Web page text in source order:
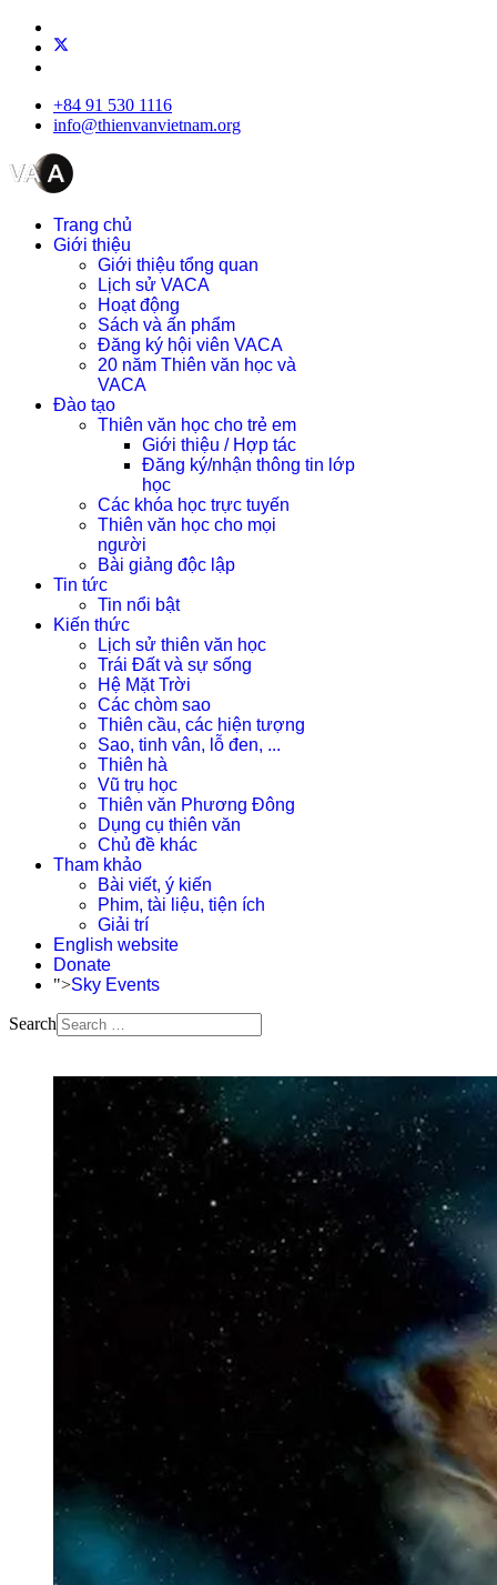
+84 91 530 1116
info@thienvanvietnam.org
Trang chủ
Giới thiệu
Giới thiệu tổng quan
Lịch sử VACA
Hoạt động
Sách và ấn phẩm
Đăng ký hội viên VACA
20 năm Thiên văn học và
VACA
Đào tạo
Thiên văn học cho trẻ em
Giới thiệu / Hợp tác
Đăng ký/nhận thông tin lớp
học
Các khóa học trực tuyến
Thiên văn học cho mọi
người
Bài giảng độc lập
Tin tức
Tin nổi bật
Kiến thức
Lịch sử thiên văn học
Trái Đất và sự sống
Hệ Mặt Trời
Các chòm sao
Thiên cầu, các hiện tượng
Sao, tinh vân, lỗ đen, ...
Thiên hà
Vũ trụ học
Thiên văn Phương Đông
Dụng cụ thiên văn
Chủ đề khác
Tham khảo
Bài viết, ý kiến
Phim, tài liệu, tiện ích
Giải trí
English website
Donate
">Sky Events
Search